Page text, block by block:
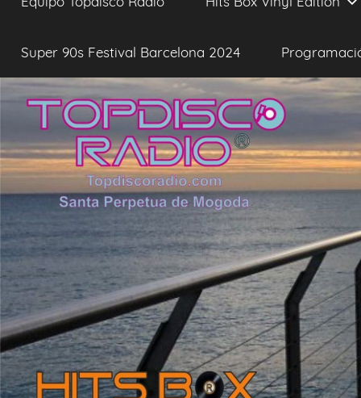
Super 90s Festival Barcelona 2024